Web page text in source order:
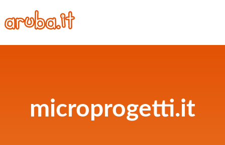
microprogetti.it